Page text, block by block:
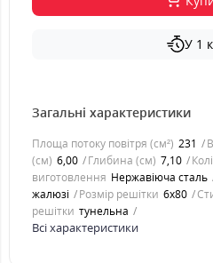
У 1
Загальні характеристики
Площа потоку повітря (см²) 231
(см) 6,00 Глибина (см) 7,10
виготовлення Нержавіюча сталь
жалюзі
Розмір решітки 6x80
решітки тунельна
Всі характеристики